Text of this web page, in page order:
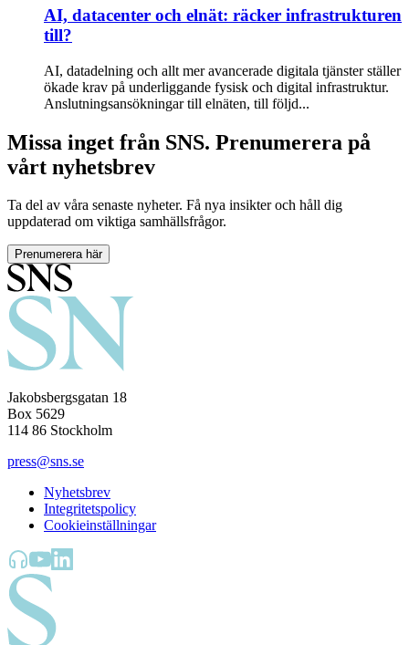
AI, datacenter och elnät: räcker infrastrukturen
till?
AI, datadelning och allt mer avancerade digitala tjänster ställer
ökade krav på underliggande fysisk och digital infrastruktur.
Anslutningsansökningar till elnäten, till följd...
Missa inget från SNS. Prenumerera på
vårt nyhetsbrev
Ta del av våra senaste nyheter. Få nya insikter och håll dig
uppdaterad om viktiga samhällsfrågor.
Prenumerera här
Jakobsbergsgatan 18
Box 5629
114 86 Stockholm
press@sns.se
Nyhetsbrev
Integritetspolicy
Cookieinställningar